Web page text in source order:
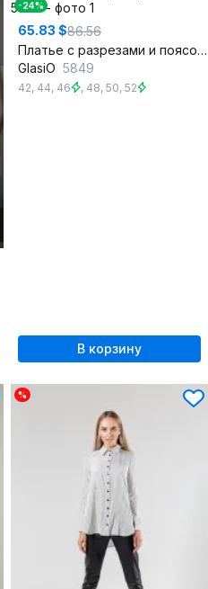
-24%
65.83 $86.56
Платье с разрезами и поясом из штапеля, полуприлегающий крой
GlasiO 5849
42, 44, 46 , 48, 50, 52
В корзину
%